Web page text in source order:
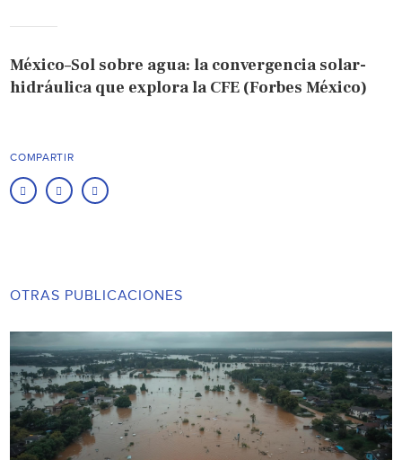
México–Sol sobre agua: la convergencia solar-
hidráulica que explora la CFE (Forbes México)
COMPARTIR
OTRAS PUBLICACIONES